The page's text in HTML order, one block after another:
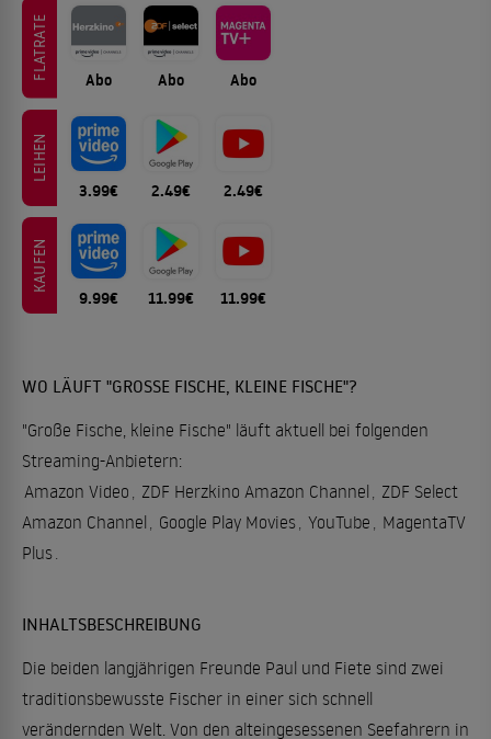
FLATRATE Abo Abo Abo
LEIHEN
3.99€ 2.49€ 2.49€
KAUFEN
9.99€ 11.99€ 11.99€
WO LÄUFT "GROSSE FISCHE, KLEINE FISCHE"?
"Große Fische, kleine Fische" läuft aktuell bei folgenden
Streaming-Anbietern:
Amazon Video
ZDF Herzkino Amazon Channel
ZDF Select
Amazon Channel
Google Play Movies YouTube
MagentaTV
Plus
INHALTSBESCHREIBUNG
Die beiden langjährigen Freunde Paul und Fiete sind zwei
traditionsbewusste Fischer in einer sich schnell
verändernden Welt. Von den alteingesessenen Seefahrern in